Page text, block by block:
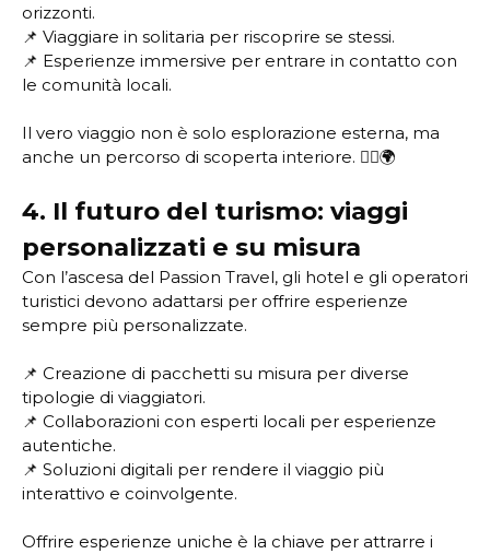
orizzonti.
📌 Viaggiare in solitaria per riscoprire se stessi.
📌 Esperienze immersive per entrare in contatto con
le comunità locali.
Il vero viaggio non è solo esplorazione esterna, ma
anche un percorso di scoperta interiore. 🧘‍♂️🌍
4. Il futuro del turismo: viaggi
personalizzati e su misura
Con l’ascesa del Passion Travel, gli hotel e gli operatori
turistici devono adattarsi per offrire esperienze
sempre più personalizzate.
📌 Creazione di pacchetti su misura per diverse
tipologie di viaggiatori.
📌 Collaborazioni con esperti locali per esperienze
autentiche.
📌 Soluzioni digitali per rendere il viaggio più
interattivo e coinvolgente.
Offrire esperienze uniche è la chiave per attrarre i